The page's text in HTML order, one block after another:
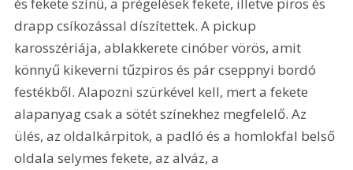
és fekete színű, a prégelések fekete, illetve piros és
drapp csíkozással díszítettek. A pickup
karosszériája, ablakkerete cinóber vörös, amit
könnyű kikeverni tűzpiros és pár cseppnyi bordó
festékből. Alapozni szürkével kell, mert a fekete
alapanyag csak a sötét színekhez megfelelő. Az
ülés, az oldalkárpitok, a padló és a homlokfal belső
oldala selymes fekete, az alváz, a